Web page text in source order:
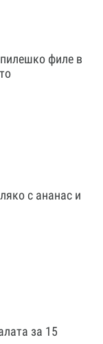
филе в
с ананас и
за 15